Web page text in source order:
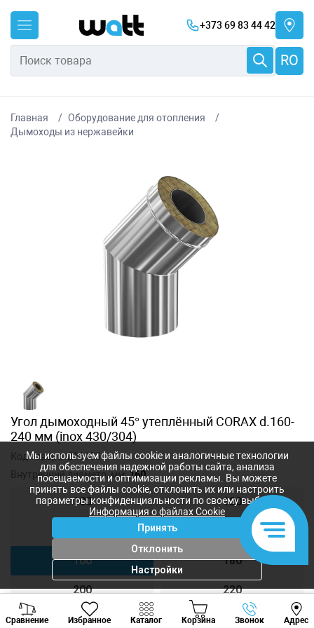
+373 69 83 44 42
RO
Главная
Оборудование для отопления
Дымоходы из нержавейки
Угол дымоходный 45° утеплённый CORAX d.160-
240 мм (inox 430/304)
Код товара:216108
Внутренний диаметр, мм:160
100 120
160 180
200 220
250 300
Сравнение Избранное Каталог Корзина Звонок Адрес
Viber Whatsapp
Мы используем файлы cookie и аналогичные технологии
для обеспечения надежной работы сайта, анализа
посещаемости и оптимизации рекламы. Вы можете
принять все файлы cookie, отклонить их или настроить
параметры конфиденциальности по своему выбору.
Информация о файлах Cookie
Принять
Отклонить
Настройки